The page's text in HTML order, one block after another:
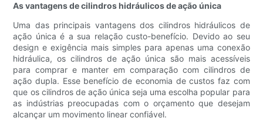
As vantagens de cilindros hidráulicos de ação única
Uma das principais vantagens dos cilindros hidráulicos de
ação única é a sua relação custo-benefício. Devido ao seu
design e exigência mais simples para apenas uma conexão
hidráulica, os cilindros de ação única são mais acessíveis
para comprar e manter em comparação com cilindros de
ação dupla. Esse benefício de economia de custos faz com
que os cilindros de ação única seja uma escolha popular para
as indústrias preocupadas com o orçamento que desejam
alcançar um movimento linear confiável.